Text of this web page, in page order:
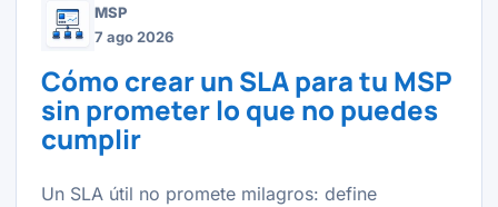
MSP
7 ago 2026
Cómo crear un SLA para tu MSP
sin prometer lo que no puedes
cumplir
Un SLA útil no promete milagros: define